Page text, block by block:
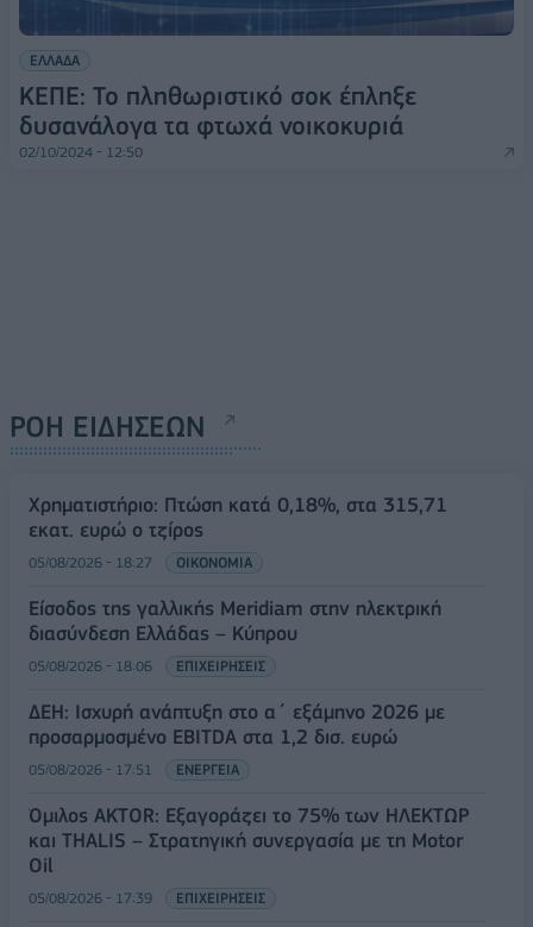
ΕΛΛΑΔΑ
ΚΕΠΕ: Το πληθωριστικό σοκ έπληξε
δυσανάλογα τα φτωχά νοικοκυριά
02/10/2024 - 12:50
ΡΟΗ ΕΙΔΗΣΕΩΝ
Χρηματιστήριο: Πτώση κατά 0,18%, στα 315,71
εκατ. ευρώ ο τζίρος
05/08/2026 - 18:27 ΟΙΚΟΝΟΜΙΑ
Είσοδος της γαλλικής Meridiam στην ηλεκτρική
διασύνδεση Ελλάδας – Κύπρου
05/08/2026 - 18:06 ΕΠΙΧΕΙΡΗΣΕΙΣ
ΔΕΗ: Ισχυρή ανάπτυξη στο α΄ εξάμηνο 2026 με
προσαρμοσμένο EBITDA στα 1,2 δισ. ευρώ
05/08/2026 - 17:51 ΕΝΕΡΓΕΙΑ
Όμιλος AKTOR: Εξαγοράζει το 75% των ΗΛΕΚΤΩΡ
και THALIS – Στρατηγική συνεργασία με τη Motor
Oil
05/08/2026 - 17:39 ΕΠΙΧΕΙΡΗΣΕΙΣ